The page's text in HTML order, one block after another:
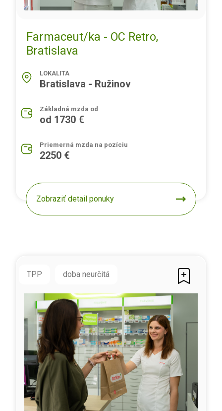
Farmaceut/ka - OC Retro,
Bratislava
LOKALITA
Bratislava - Ružinov
Základná mzda od
od 1730 €
Priemerná mzda na pozíciu
2250 €
Zobraziť detail ponuky
TPP doba neurčitá